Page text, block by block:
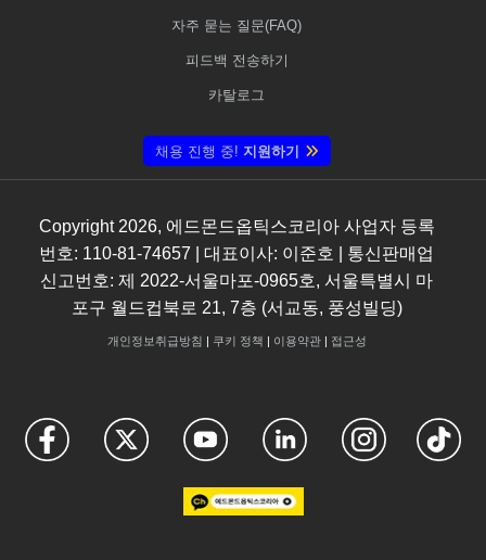
자주 묻는 질문(FAQ)
피드백 전송하기
카탈로그
채용 진행 중! 지원하기
Copyright 2026, 에드몬드옵틱스코리아 사업자 등록
번호: 110-81-74657 | 대표이사: 이준호 | 통신판매업
신고번호: 제 2022-서울마포-0965호, 서울특별시 마
포구 월드컵북로 21, 7층 (서교동, 풍성빌딩)
개인정보취급방침 | 쿠키 정책 | 이용약관| 접근성